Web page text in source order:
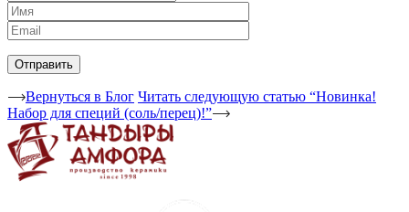
Вернуться в Блог Читать следующую статью “Новинка!
Набор для специй (соль/перец)!”